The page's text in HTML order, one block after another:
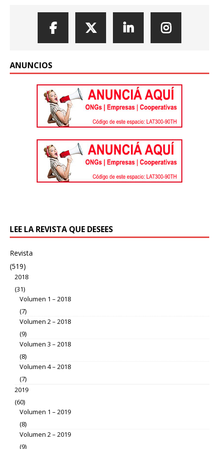
ANUNCIOS
LEE LA REVISTA QUE DESEES
Revista
(519)
2018
(31)
Volumen 1 – 2018
(7)
Volumen 2 – 2018
(9)
Volumen 3 – 2018
(8)
Volumen 4 – 2018
(7)
2019
(60)
Volumen 1 – 2019
(8)
Volumen 2 – 2019
(9)